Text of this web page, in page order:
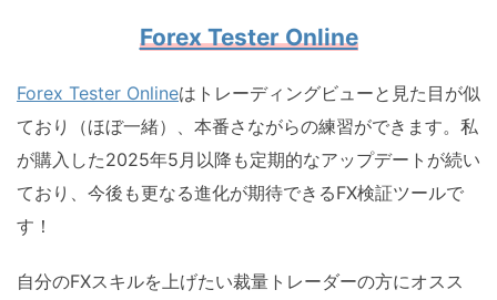
Forex Tester Online
Forex Tester Onlineはトレーディングビューと見た目が似
ており（ほぼ一緒）、本番さながらの練習ができます。私
が購入した2025年5月以降も定期的なアップデートが続い
ており、今後も更なる進化が期待できるFX検証ツールで
す！
自分のFXスキルを上げたい裁量トレーダーの方にオスス